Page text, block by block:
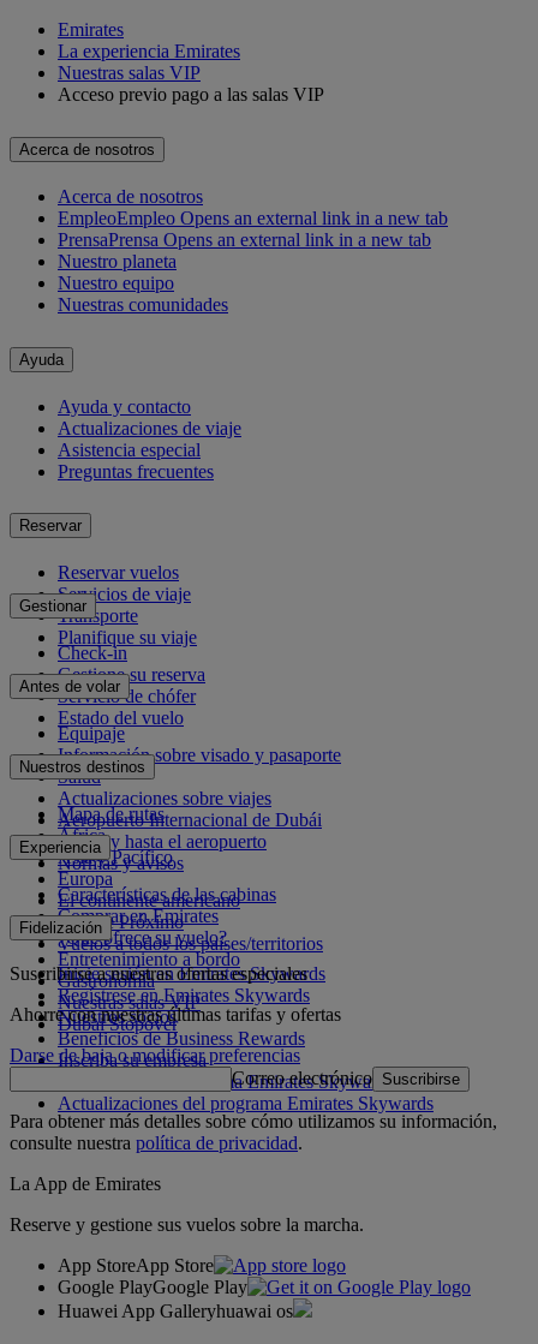
Emirates
La experiencia Emirates
Nuestras salas VIP
Acceso previo pago a las salas VIP
Acerca de nosotros
Acerca de nosotros
EmpleoEmpleo Opens an external link in a new tab
PrensaPrensa Opens an external link in a new tab
Nuestro planeta
Nuestro equipo
Nuestras comunidades
Ayuda
Ayuda y contacto
Actualizaciones de viaje
Asistencia especial
Preguntas frecuentes
Reservar
Reservar vuelos
Servicios de viaje
Transporte
Planifique su viaje
Gestionar
Check-in
Gestione su reserva
Servicio de chófer
Estado del vuelo
Antes de volar
Equipaje
Información sobre visado y pasaporte
Salud
Actualizaciones sobre viajes
Aeropuerto Internacional de Dubái
Desde y hasta el aeropuerto
Normas y avisos
Nuestros destinos
Mapa de rutas
África
Asia y Pacífico
Europa
El continente americano
Oriente Próximo
Vuelos a todos los países/territorios
Experiencia
Características de las cabinas
Comprar en Emirates
¿Qué ofrece su vuelo?
Entretenimiento a bordo
Gastronomía
Nuestras salas VIP
Dubai Stopover
Fidelización
Inicie sesión en Emirates Skywards
Regístrese en Emirates Skywards
Nuestros socios
Beneficios de Business Rewards
Inscriba su empresa
Normativa del programa Emirates Skywards
Actualizaciones del programa Emirates Skywards
Suscribirse a nuestras ofertas especiales
Ahorre con nuestras últimas tarifas y ofertas
Darse de baja o modificar preferencias
Correo electrónico Suscribirse
Para obtener más detalles sobre cómo utilizamos su información,
consulte nuestra política de privacidad.
La App de Emirates
Reserve y gestione sus vuelos sobre la marcha.
App StoreApp Store
Google PlayGoogle Play
Huawei App Galleryhuawai os